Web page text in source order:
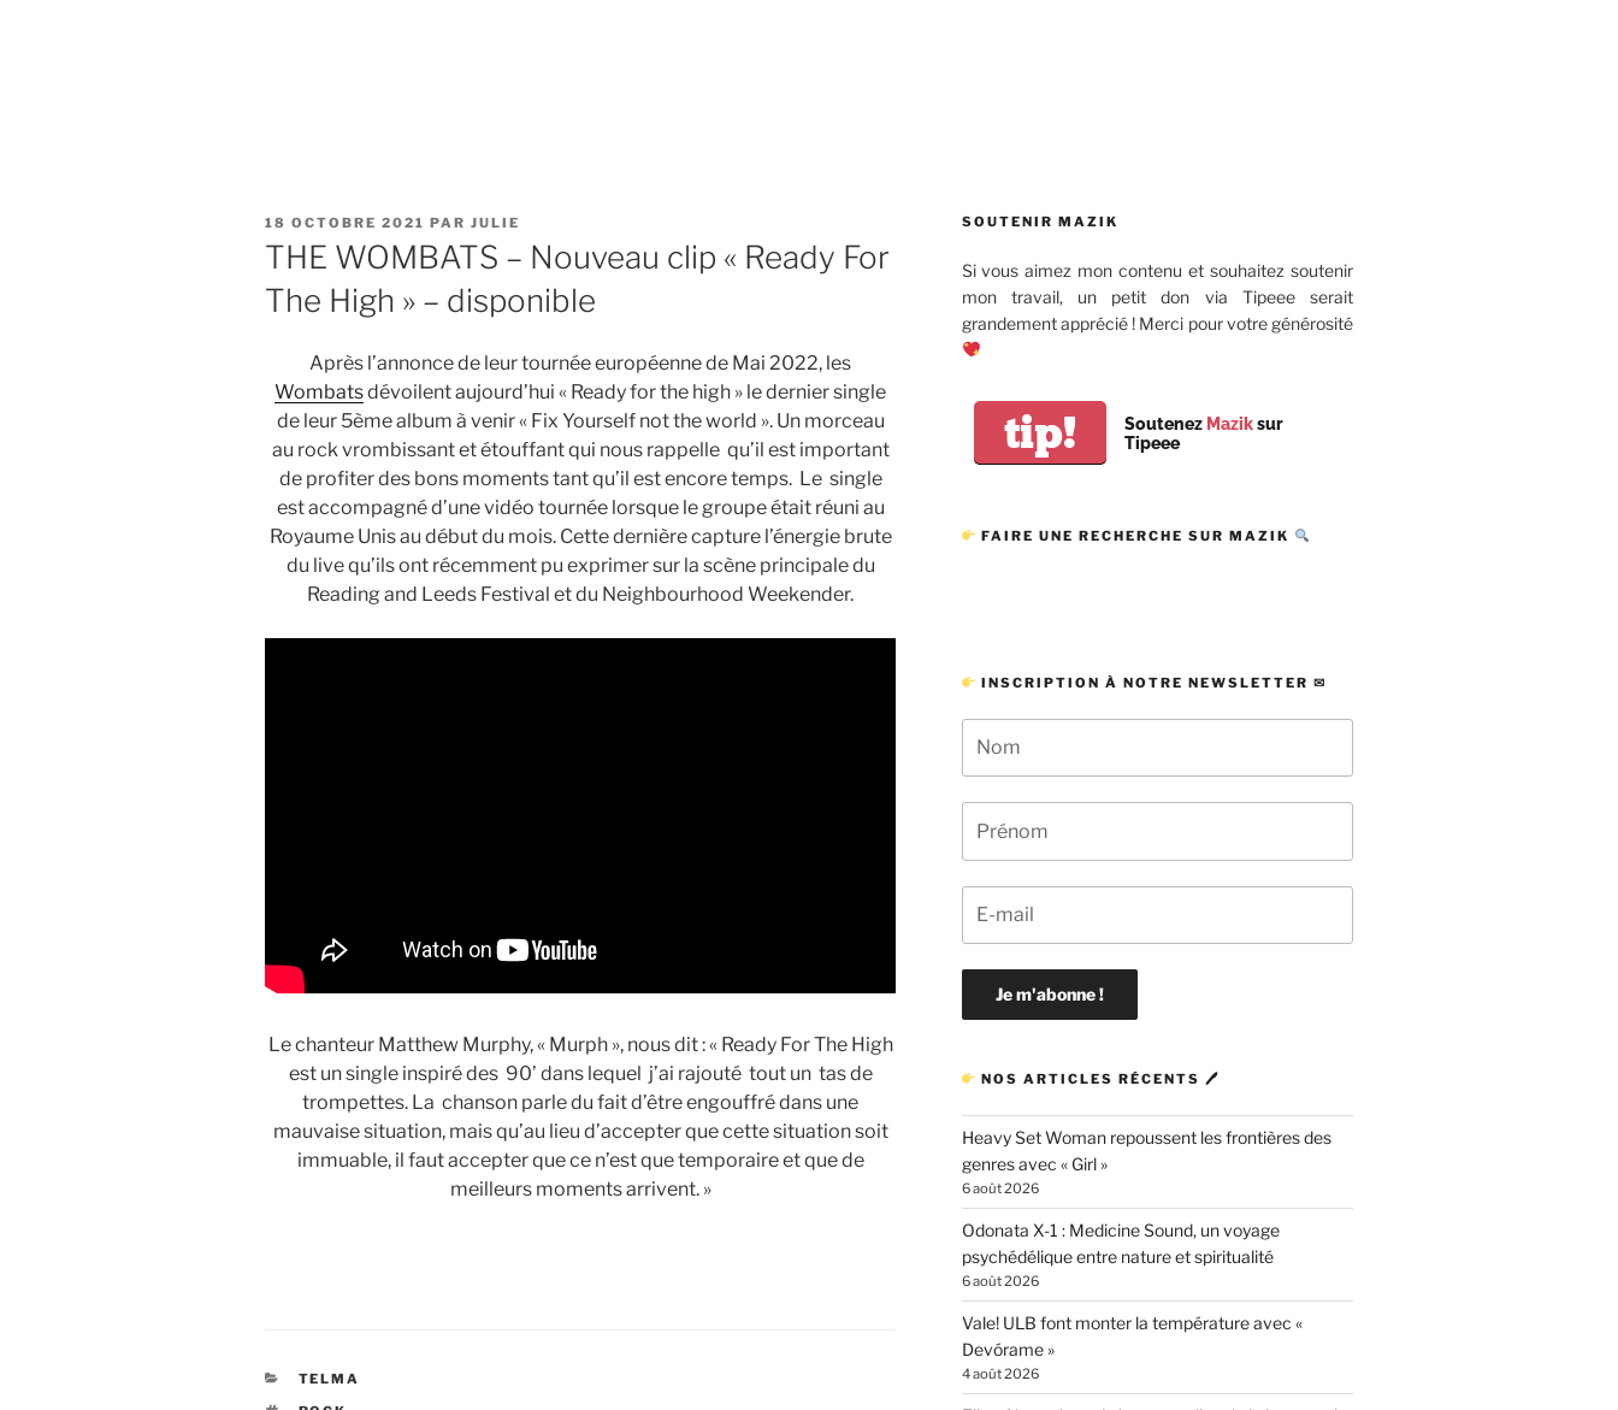
PUBLIÉ
LE
18 OCTOBRE 2021 PAR JULIE
THE WOMBATS – Nouveau clip « Ready For
The High » – disponible
Après l’annonce de leur tournée européenne de Mai 2022, les
Wombatsdévoilent aujourd’hui « Ready for the high » le dernier single
de leur 5ème album à venir « Fix Yourself not the world ». Un morceau
au rock vrombissant et étouffant qui nous rappelle qu’il est important
de profiter des bons moments tant qu’il est encore temps. Le single
est accompagné d’une vidéo tournée lorsque le groupe était réuni au
Royaume Unis au début du mois. Cette dernière capture l’énergie brute
du live qu’ils ont récemment pu exprimer sur la scène principale du
Reading and Leeds Festival et du Neighbourhood Weekender.
Le chanteur Matthew Murphy, « Murph », nous dit : « Ready For The High
est un single inspiré des 90’ dans lequel j’ai rajouté tout un tas de
trompettes. La chanson parle du fait d’être engouffré dans une
mauvaise situation, mais qu’au lieu d’accepter que cette situation soit
immuable, il faut accepter que ce n’est que temporaire et que de
meilleurs moments arrivent. »
CATÉGORIES
TELMA
SOUTENIR MAZIK
Si vous aimez mon contenu et souhaitez soutenir
mon travail, un petit don via Tipeee serait
grandement apprécié ! Merci pour votre générosité
tip! Soutenez Maziksur
Tipeee
FAIRE UNE RECHERCHE SUR MAZIK
INSCRIPTION À NOTRE NEWSLETTER ✉
NOS ARTICLES RÉCENTS 🖊
Heavy Set Woman repoussent les frontières des
genres avec « Girl »
6 août 2026
Odonata X-1 : Medicine Sound, un voyage
psychédélique entre nature et spiritualité
6 août 2026
Vale! ULB font monter la température avec «
Devórame »
4 août 2026